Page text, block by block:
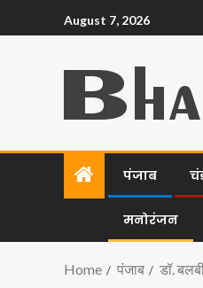
August 7, 2026
पंजाब
मनोरंजन
Home पंजाब डॉ.